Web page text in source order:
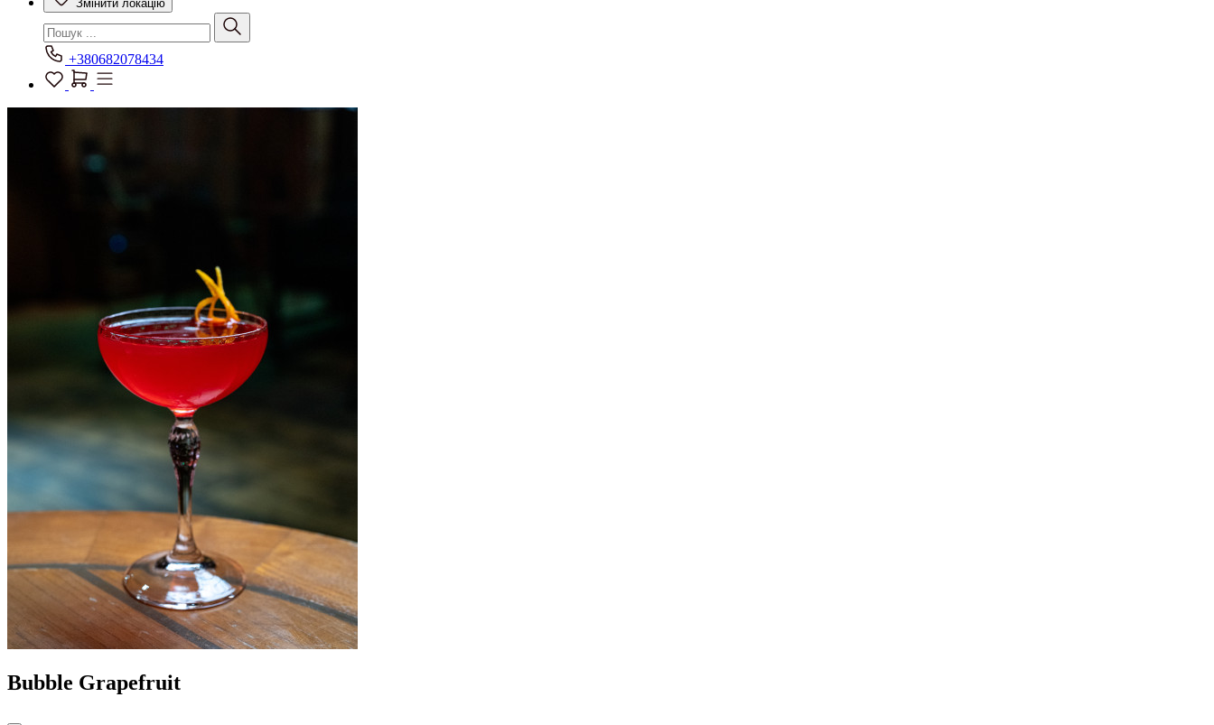
Змінити локацію
+380682078434
Bubble Grapefruit